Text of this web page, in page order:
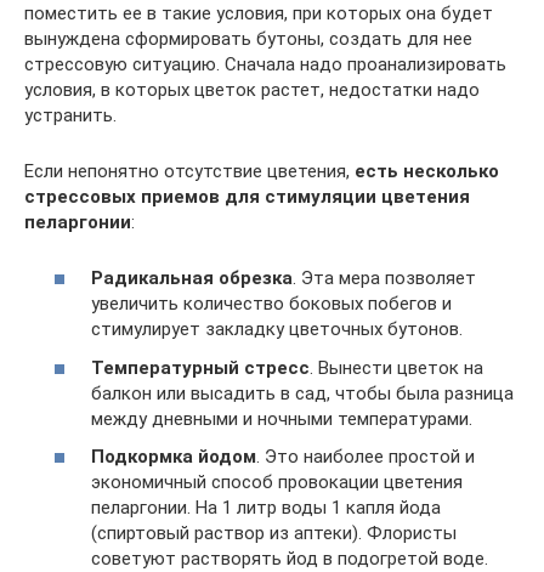
поместить ее в такие условия, при которых она будет
вынуждена сформировать бутоны, создать для нее
стрессовую ситуацию. Сначала надо проанализировать
условия, в которых цветок растет, недостатки надо
устранить.
Если непонятно отсутствие цветения, есть несколько
стрессовых приемов для стимуляции цветения
пеларгонии:
Радикальная обрезка. Эта мера позволяет
увеличить количество боковых побегов и
стимулирует закладку цветочных бутонов.
Температурный стресс . Вынести цветок на
балкон или высадить в сад, чтобы была разница
между дневными и ночными температурами.
Подкормка йодом. Это наиболее простой и
экономичный способ провокации цветения
пеларгонии. На 1 литр воды 1 капля йода
(спиртовый раствор из аптеки). Флористы
советуют растворять йод в подогретой воде.